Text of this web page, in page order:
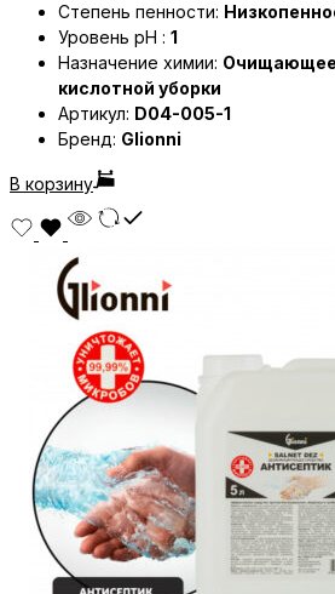
Степень пенности:
Уровень pH : 1
Назначение химии: Очищающее
кислотной уборки
Артикул: D04-005-1
Бренд: Glionni
В корзину